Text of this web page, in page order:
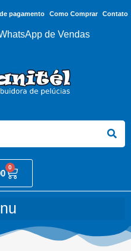
pagamento Como Comprar Contato
de Vendas
0